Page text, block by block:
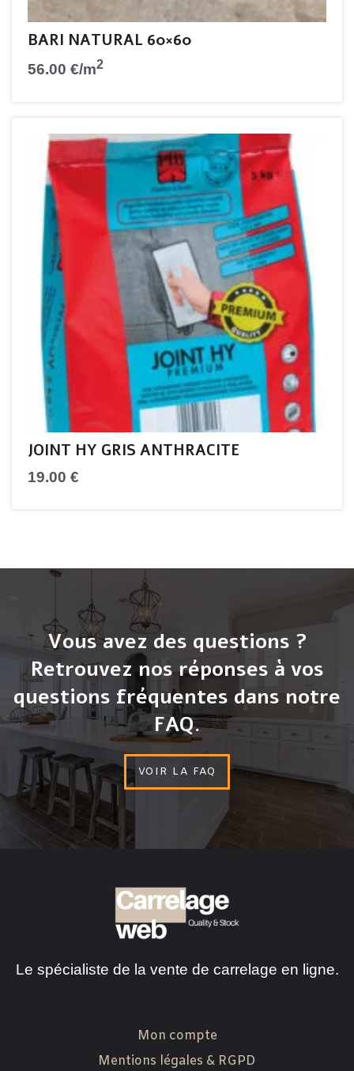
BARI NATURAL 60×60
56.00 €/m2
JOINT HY GRIS ANTHRACITE
19.00 €
Vous avez des questions ?
Retrouvez nos réponses à vos
questions fréquentes dans notre
FAQ.
VOIR LA FAQ
Le spécialiste de la vente de carrelage en ligne.
Mon compte
Mentions légales & RGPD